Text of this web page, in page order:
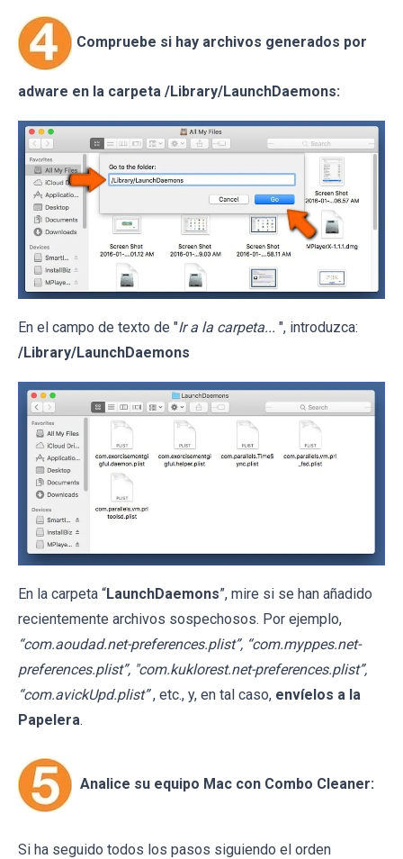
Compruebe si hay archivos generados por
adware en la carpeta /Library/LaunchDaemons:
En el campo de texto de "Ir a la carpeta... ", introduzca:
/Library/LaunchDaemons
En la carpeta “LaunchDaemons”, mire si se han añadido
recientemente archivos sospechosos. Por ejemplo,
“com.aoudad.net-preferences.plist”, “com.myppes.net-
preferences.plist”, "com.kuklorest.net-preferences.plist”,
“com.avickUpd.plist” , etc., y, en tal caso, envíelos a la
Papelera.
Analice su equipo Mac con Combo Cleaner:
Si ha seguido todos los pasos siguiendo el orden